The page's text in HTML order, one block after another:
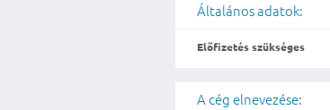
Általános adatok:
Előfizetés szükséges
A cég elnevezése: